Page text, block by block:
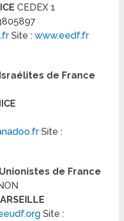
CEDEX 1
Site :www.eedf.fr
de France
Site :
de France
Site :